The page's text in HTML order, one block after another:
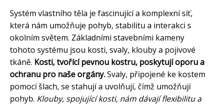
Systém vlastního těla je fascinující a komplexní síť,
která nám umožňuje pohyb, stabilitu a interakci s
okolním světem. Základními stavebními kameny
tohoto systému jsou kosti, svaly, klouby a pojivové
tkáně. Kosti, tvořící pevnou kostru, poskytují oporu a
ochranu pro naše orgány.Svaly, připojené ke kostem
pomocí šlach, se stahují a uvolňují, čímž umožňují
pohyb. Klouby, spojující kosti, nám dávají flexibilitu a